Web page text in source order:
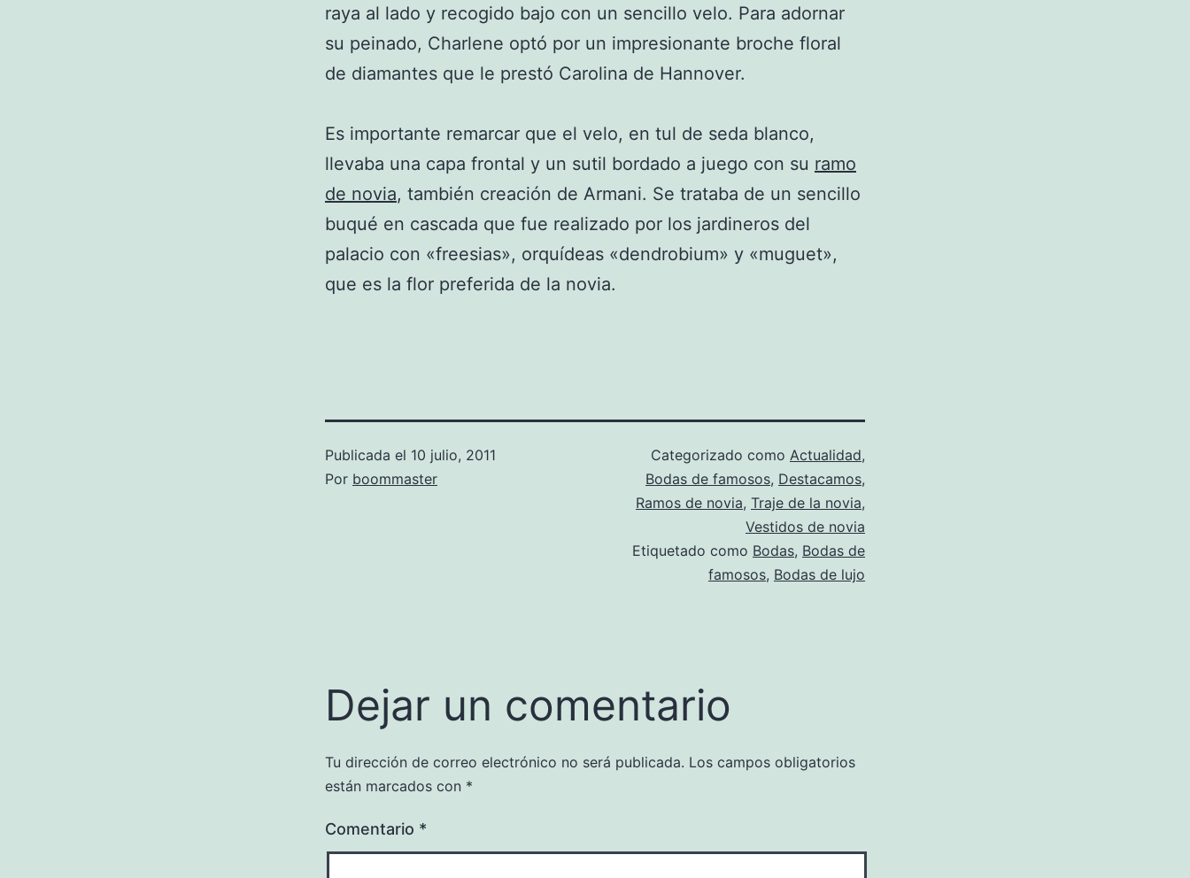
raya al lado y recogido bajo con un sencillo velo. Para adornar
su peinado, Charlene optó por un impresionante broche floral
de diamantes que le prestó Carolina de Hannover.
Es importante remarcar que el velo, en tul de seda blanco,
llevaba una capa frontal y un sutil bordado a juego con su ramo
de novia, también creación de Armani. Se trataba de un sencillo
buqué en cascada que fue realizado por los jardineros del
palacio con «freesias», orquídeas «dendrobium» y «muguet»,
que es la flor preferida de la novia.
Publicada el 10 julio, 2011
Por boommaster
Categorizado como Actualidad,
Bodas de famosos, Destacamos,
Ramos de novia, Traje de la novia,
Vestidos de novia
Etiquetado como Bodas, Bodas de
famosos, Bodas de lujo
Dejar un comentario
Tu dirección de correo electrónico no será publicada. Los campos obligatorios
están marcados con *
Comentario *